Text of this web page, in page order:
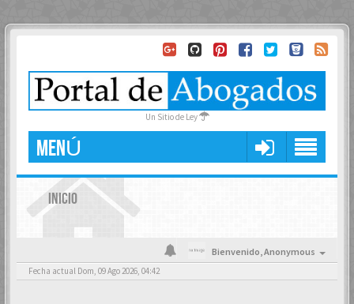
Un Sitio de Ley
MENÚ
INICIO
Bienvenido,Anonymous
Fecha actual Dom, 09 Ago 2026, 04:42